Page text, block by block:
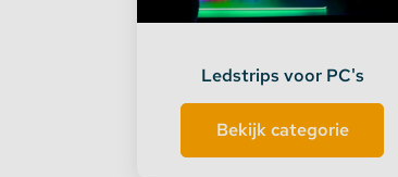
Matter Compatible
Ledstrips voor PC's
Bekijk categorie